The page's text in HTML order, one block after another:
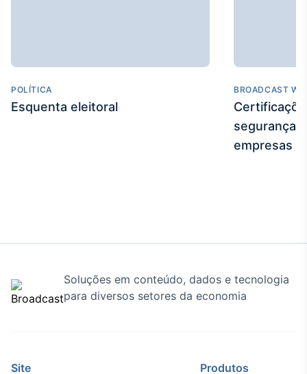
Tokenização
de ativos
POLÍTICA
Esquenta eleitoral
BROADCAST
segurança
empresas
Soluções em conteúdo, dados e tecnologia
para diversos setores da economia
Site Produtos